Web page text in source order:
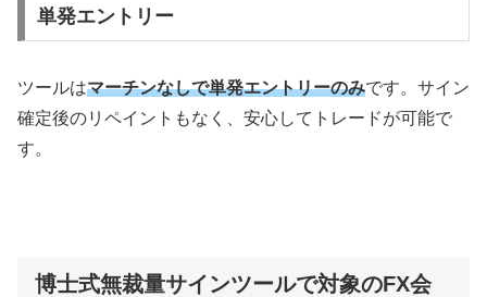
単発エントリー
ツールはマーチンなしで単発エントリーのみです。サイン
確定後のリペイントもなく、安心してトレードが可能で
す。
博士式無裁量サインツールで対象のFX会